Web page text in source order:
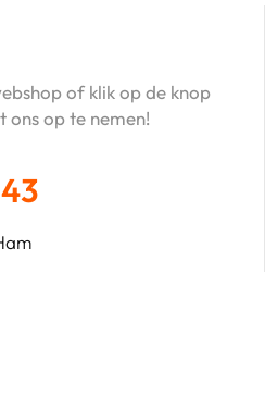
of klik op de knop
op te nemen!